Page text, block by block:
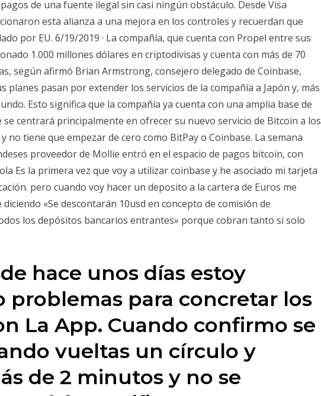
de una fuente ilegal sin casi ningún obstáculo. Desde Visa
esta alianza a una mejora en los controles y recuerdan que
por EU. 6/19/2019 · La compañía, que cuenta con Propel entre sus
1.000 millones dólares en criptodivisas y cuenta con más de 70
según afirmó Brian Armstrong, consejero delegado de Coinbase,
planes pasan por extender los servicios de la compañía a Japón y, más
Esto significa que la compañía ya cuenta con una amplia base de
centrará principalmente en ofrecer su nuevo servicio de Bitcoin a los
no tiene que empezar de cero como BitPay o Coinbase. La semana
proveedor de Mollie entró en el espacio de pagos bitcoin, con
Es la primera vez que voy a utilizar coinbase y he asociado mi tarjeta
pero cuando voy hacer un deposito a la cartera de Euros me
«Se descontarán 10usd en concepto de comisión de
los depósitos bancarios entrantes» porque cobran tanto si solo
hace unos días estoy
problemas para concretar los
La App. Cuando confirmo se
vueltas un círculo y
de 2 minutos y no se